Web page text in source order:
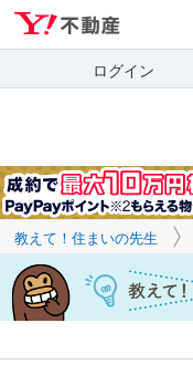
ログイン
教えて！住まいの先生